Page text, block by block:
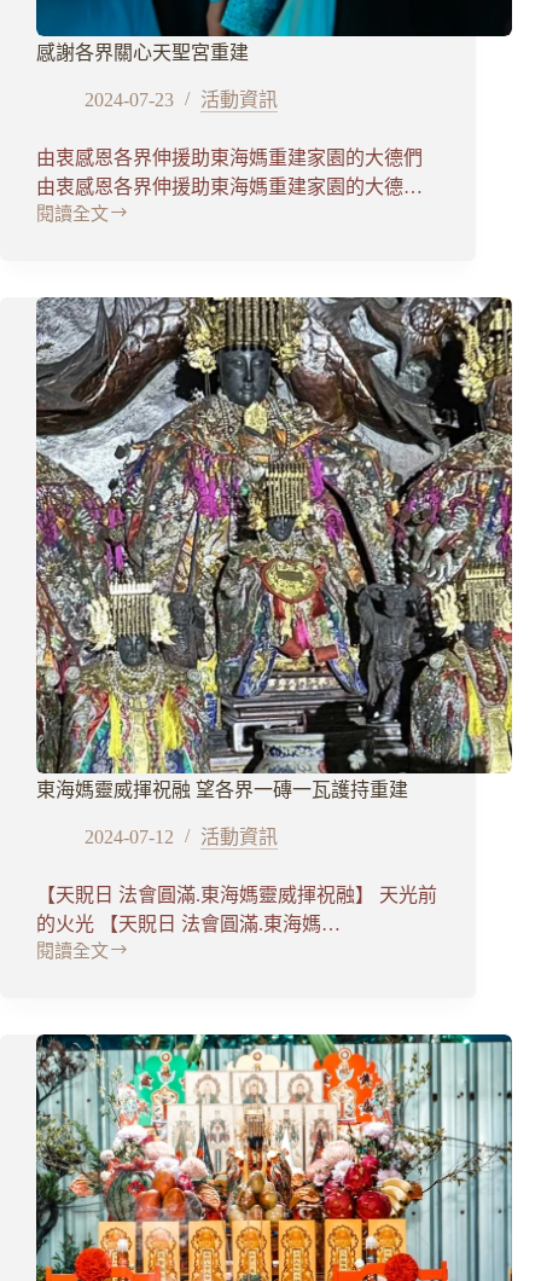
感謝各界關心天聖宮重建
2024-07-23 活動資訊
由衷感恩各界伸援助東海媽重建家園的大德們
由衷感恩各界伸援助東海媽重建家園的大德…
閱讀全文
感
界
關
心
天
聖
宮
重
建
東海媽靈威揮祝融 望各界一磚一瓦護持重建
2024-07-12 活動資訊
【天貺日 法會圓滿.東海媽靈威揮祝融】 天光前
的火光 【天貺日 法會圓滿.東海媽…
閱讀全文
東
靈
威
揮
祝
融
望
各
界
一
磚